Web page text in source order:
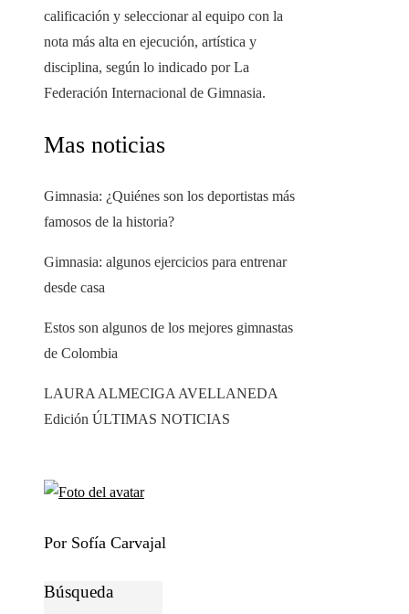
calificación y seleccionar al equipo con la
nota más alta en ejecución, artística y
disciplina, según lo indicado por La
Federación Internacional de Gimnasia.
Mas noticias
Gimnasia: ¿Quiénes son los deportistas más
famosos de la historia?
Gimnasia: algunos ejercicios para entrenar
desde casa
Estos son algunos de los mejores gimnastas
de Colombia
LAURA ALMECIGA AVELLANEDA
Edición ÚLTIMAS NOTICIAS
Por Sofía Carvajal
Búsqueda